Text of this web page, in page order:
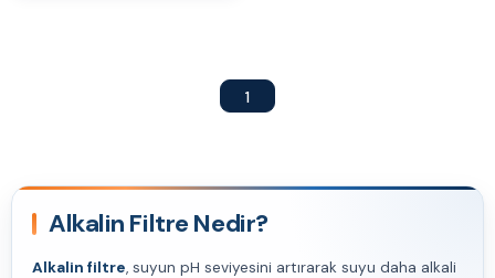
1
Alkalin Filtre Nedir?
Alkalin filtre, suyun pH seviyesini artırarak suyu daha alkali